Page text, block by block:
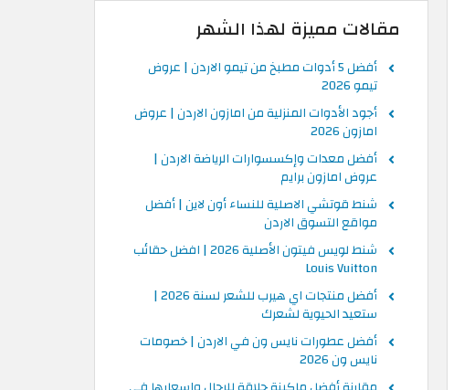
مقالات مميزة لهذا الشهر
أفضل 5 أدوات مطبخ من تيمو الاردن | عروض
تيمو 2026
أجود الأدوات المنزلية من امازون الاردن | عروض
امازون 2026
أفضل معدات وإكسسوارات الرياضة الاردن |
عروض امازون برايم
شنط قوتشي الاصلية للنساء أون لاين | أفضل
مواقع التسوق الاردن
شنط لويس فيتون الأصلية 2026 | افضل حقائب
Louis Vuitton
أفضل منتجات اي هيرب للشعر لسنة 2026 |
ستعيد الحيوية لشعرك
أفضل عطورات نايس ون في الاردن | خصومات
نايس ون 2026